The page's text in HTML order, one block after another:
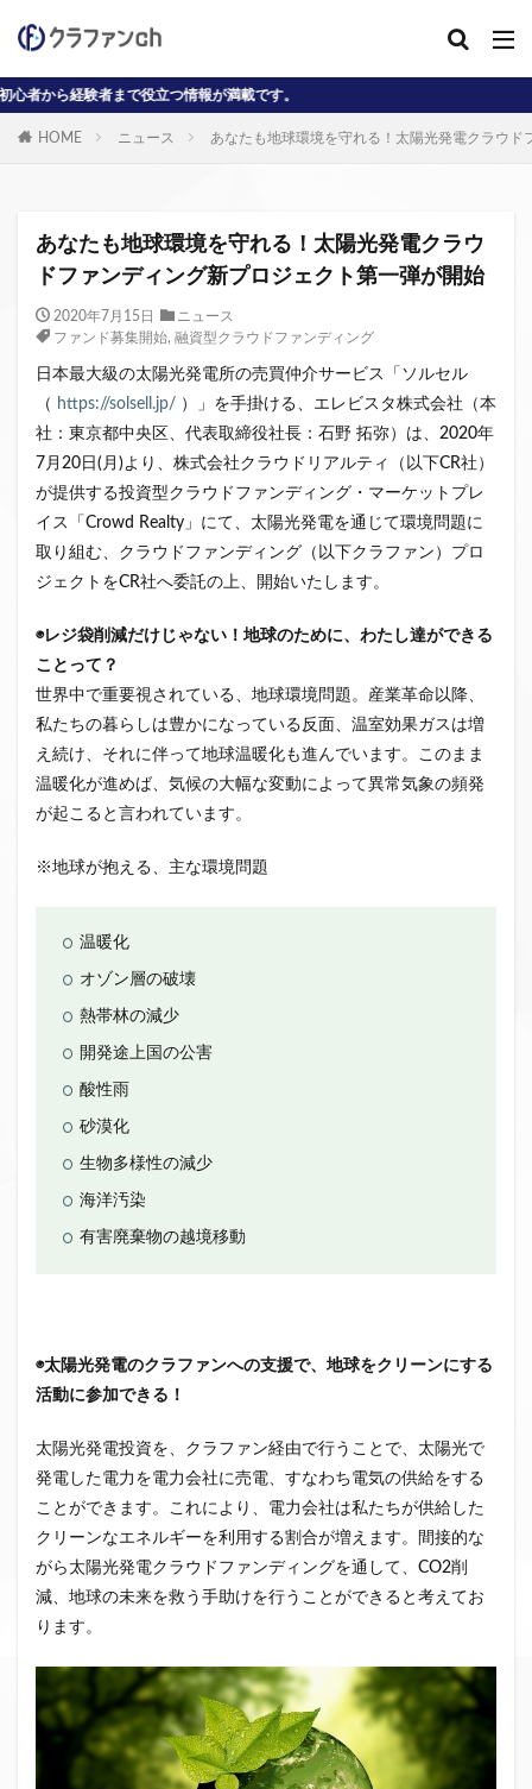
役立つ情報が満載です。
HOME ニュース あなたも地球環境を守れる！太陽光発電クラウ
あなたも地球環境を守れる！太陽光発電クラウ
ドファンディング新プロジェクト第一弾が開始
2020年7月15日
ニュース
ファンド募集開始, 融資型クラウドファンディング
日本最大級の太陽光発電所の売買仲介サービス「ソルセル
（ https://solsell.jp/ ）」を手掛ける、エレビスタ株式会社（本
社：東京都中央区、代表取締役社長：石野 拓弥）は、2020年
7月20日(月)より、株式会社クラウドリアルティ（以下CR社）
が提供する投資型クラウドファンディング・マーケットプレ
イス「Crowd Realty」にて、太陽光発電を通じて環境問題に
取り組む、クラウドファンディング（以下クラファン）プロ
ジェクトをCR社へ委託の上、開始いたします。
◉レジ袋削減だけじゃない！地球のために、わたし達ができる
ことって？
世界中で重要視されている、地球環境問題。産業革命以降、
私たちの暮らしは豊かになっている反面、温室効果ガスは増
え続け、それに伴って地球温暖化も進んでいます。このまま
温暖化が進めば、気候の大幅な変動によって異常気象の頻発
が起こると言われています。
※地球が抱える、主な環境問題
温暖化
オゾン層の破壊
熱帯林の減少
開発途上国の公害
酸性雨
砂漠化
生物多様性の減少
海洋汚染
有害廃棄物の越境移動
◉太陽光発電のクラファンへの支援で、地球をクリーンにする
活動に参加できる！
太陽光発電投資を、クラファン経由で行うことで、太陽光で
発電した電力を電力会社に売電、すなわち電気の供給をする
ことができます。これにより、電力会社は私たちが供給した
クリーンなエネルギーを利用する割合が増えます。間接的な
がら太陽光発電クラウドファンディングを通して、CO2削
減、地球の未来を救う手助けを行うことができると考えてお
ります。
カテゴリー
AD J-reit reit インタビュー動画
クラウドファンディングコラム
クラウファンディングコラム
デジタル証券 ニュース 不動産ST
不動産クラウドファンディング・オブ・ザ・イヤー
不動産クラウドファンディング協会 不特法
投資家向け 用語解説 系統用蓄電池
クラウドファンディング事業
クラウドファンディング新規参入
小規模不動産特定共同事業 事業者一覧
システム導入 業務提携 API連携 市場規模
税金
不動産クラウドファンディング
株式投資型クラウドファンディング
グローシップ・パートナーズ
特例事業 CrowdShip Lending
ファンド型クラウドファンディング
ソーシャルレンディング
サービス一覧
ファンド募集完了
ファンド募集終了
投資型クラウドファンディング
運用実績 イベント出展
日本不動産クラウドファンディング協会